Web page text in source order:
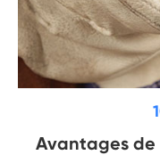
Avantages de